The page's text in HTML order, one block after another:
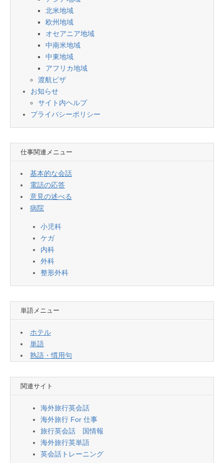
北米地域
欧州地域
オセアニア地域
中南米地域
中東地域
アフリカ地域
渡航ビザ
お知らせ
サイト内ヘルプ
プライバシーポリシー
仕事関連メニュー
基本的な会話
電話の応答
意見の述べる
病院
小児科
ケガ
内科
外科
整形外科
単語メニュー
ホテル
単語
熟語・慣用句
関連サイト
海外旅行英会話
海外旅行 For 仕事
旅行英会話 国情報
海外旅行英単語
英会話トレーニング